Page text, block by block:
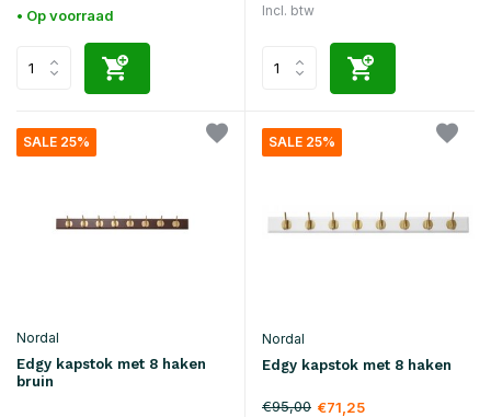
• Op voorraad Incl. btw
SALE 25%
Nordal
Edgy kapstok met 8 haken
bruin
SALE 25%
Nordal
Edgy kapstok met 8 haken
€95,00 €71,25